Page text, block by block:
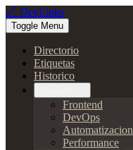
🔗 DevLinks
Toggle Menu
Directorio
Etiquetas
Historico
Frontend
DevOps
Automatizacion
Performance